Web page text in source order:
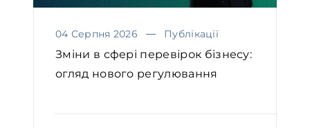
04 Серпня 2026 Публікації
Зміни в сфері перевірок бізнесу:
огляд нового регулювання